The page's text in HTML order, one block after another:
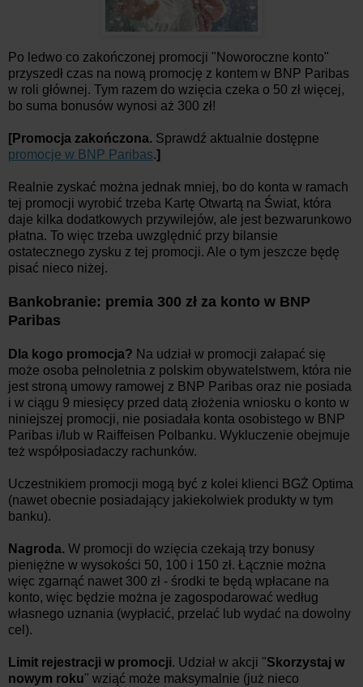
Po ledwo co zakończonej promocji "Noworoczne konto"
przyszedł czas na nową promocję z kontem w BNP Paribas
w roli głównej. Tym razem do wzięcia czeka o 50 zł więcej,
bo suma bonusów wynosi aż 300 zł!
[Promocja zakończona. Sprawdź aktualnie dostępne
promocje w BNP Paribas.]
Realnie zyskać można jednak mniej, bo do konta w ramach
tej promocji wyrobić trzeba Kartę Otwartą na Świat, która
daje kilka dodatkowych przywilejów, ale jest bezwarunkowo
płatna. To więc trzeba uwzględnić przy bilansie
ostatecznego zysku z tej promocji. Ale o tym jeszcze będę
pisać nieco niżej.
Bankobranie: premia 300 zł za konto w BNP
Paribas
Dla kogo promocja? Na udział w promocji załapać się
może osoba pełnoletnia z polskim obywatelstwem, która nie
jest stroną umowy ramowej z BNP Paribas oraz nie posiada
i w ciągu 9 miesięcy przed datą złożenia wniosku o konto w
niniejszej promocji, nie posiadała konta osobistego w BNP
Paribas i/lub w Raiffeisen Polbanku. Wykluczenie obejmuje
też współposiadaczy rachunków.
Uczestnikiem promocji mogą być z kolei klienci BGŻ Optima
(nawet obecnie posiadający jakiekolwiek produkty w tym
banku).
Nagroda. W promocji do wzięcia czekają trzy bonusy
pieniężne w wysokości 50, 100 i 150 zł. Łącznie można
więc zgarnąć nawet 300 zł - środki te będą wpłacane na
konto, więc będzie można je zagospodarować według
własnego uznania (wypłacić, przelać lub wydać na dowolny
cel).
Limit rejestracji w promocji. Udział w akcji "Skorzystaj w
nowym roku" wziąć może maksymalnie (już nieco